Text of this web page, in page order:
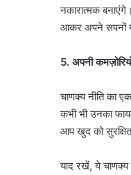
नकारात्मक
आकर अपने सपनों
5. अपनी
चाणक्य नीति का
कभी भी उनका
आप खुद को
याद रखें, ये